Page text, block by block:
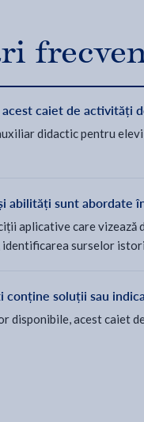
caiet de activități
didactic pentru
abilități sunt abordate
aplicative care
identificarea surselor
conține soluții sau
disponibile, acest caiet